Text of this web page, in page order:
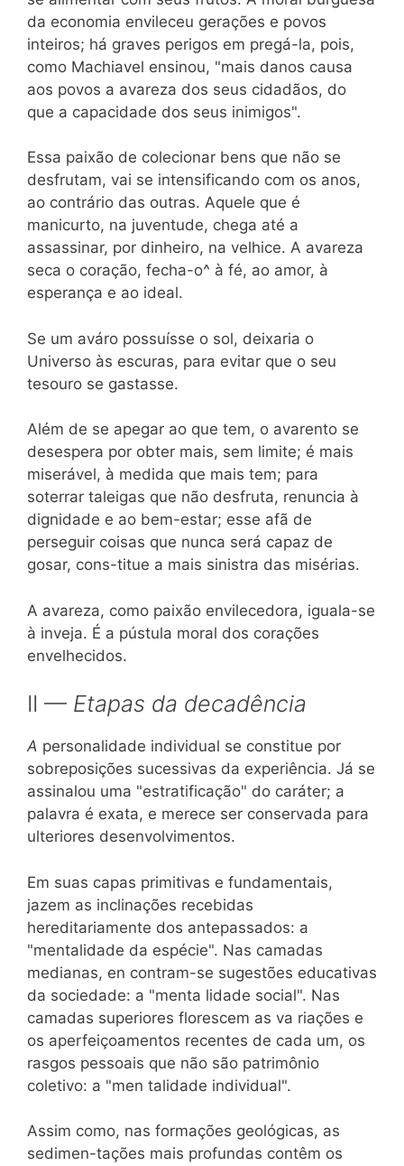
da economia envileceu gerações e povos
inteiros; há graves perigos em pregá-la, pois,
como Machiavel ensinou, "mais danos causa
aos povos a avareza dos seus cidadãos, do
que a capacidade dos seus inimigos".
Essa paixão de colecionar bens que não se
desfrutam, vai se intensificando com os anos,
ao contrário das outras. Aquele que é
manicurto, na juventude, chega até a
assassinar, por dinheiro, na velhice. A avareza
seca o coração, fecha-o^ à fé, ao amor, à
esperança e ao ideal.
Se um aváro possuísse o sol, deixaria o
Universo às escuras, para evitar que o seu
tesouro se gastasse.
Além de se apegar ao que tem, o avarento se
desespera por obter mais, sem limite; é mais
miserável, à medida que mais tem; para
soterrar taleigas que não desfruta, renuncia à
dignidade e ao bem-estar; esse afã de
perseguir coisas que nunca será capaz de
gosar, cons-titue a mais sinistra das misérias.
A avareza, como paixão envilecedora, iguala-se
à inveja. É a pústula moral dos corações
envelhecidos.
II — Etapas da decadência
A personalidade individual se constitue por
sobreposições sucessivas da experiência. Já se
assinalou uma "estratificação" do caráter; a
palavra é exata, e merece ser conservada para
ulteriores desenvolvimentos.
Em suas capas primitivas e fundamentais,
jazem as inclinações recebidas
hereditariamente dos antepassados: a
"mentalidade da espécie". Nas camadas
medianas, en contram-se sugestões educativas
da sociedade: a "menta lidade social". Nas
camadas superiores florescem as va riações e
os aperfeiçoamentos recentes de cada um, os
rasgos pessoais que não são patrimônio
coletivo: a "men talidade individual".
Assim como, nas formações geológicas, as
sedimen-tações mais profundas contêm os